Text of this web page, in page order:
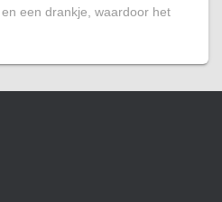
een drankje, waardoor het